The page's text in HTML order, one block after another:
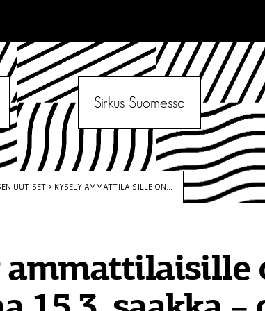
Sirkus Suomessa
UUTISET > KYSELY AMMATTILAISILLE ON...
ammattilaisille